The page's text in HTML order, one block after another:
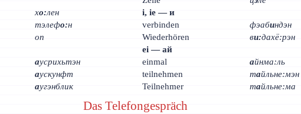
хо:лен
тэлефо:н
оп
аусрихьтэн
аускунфт
аугэнблик
i, ie — и
verbinden
фэабиндэн
Wiederhören
ви:дахё:рэн
ei — ай
einmal
айнма:ль
teilnehmen
тайльне:мэн
Teilnehmer
тайльне:ма
Das Telefongespräch